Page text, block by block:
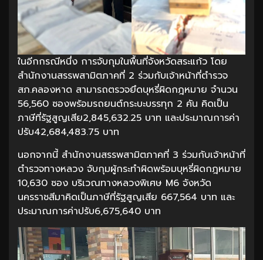
ในอีกกรณีหนึ่ง การจับกุมในพื้นที่จังหวัดสระแก้ว โดย
สำนักงานสรรพสามิตภาคที่ 2 ร่วมกับเจ้าหน้าที่ตำรวจ
สภ.คลองหาด สามารถตรวจยึดบุหรี่ผิดกฎหมาย จำนวน
56,560 ซองพร้อมรถยนต์กระบะบรรทุก 2 คัน คิดเป็น
ภาษีที่รัฐสูญเสีย2,845,632.25 บาท และประมาณการค่า
ปรับ42,684,483.75 บาท
นอกจากนี้ สำนักงานสรรพสามิตภาคที่ 3 ร่วมกับเจ้าหน้าที่
ตำรวจทางหลวง จับกุมผู้กระทำผิดพร้อมบุหรี่ผิดกฎหมาย
10,630 ซอง บริเวณทางหลวงพิเศษ M6 จังหวัด
นครราชสีมาคิดเป็นภาษีที่รัฐสูญเสีย 667,564 บาท และ
ประมาณการค่าปรับ6,675,640 บาท